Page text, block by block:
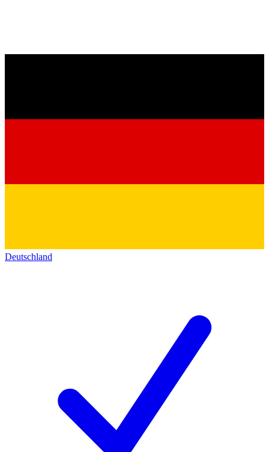
Deutschland